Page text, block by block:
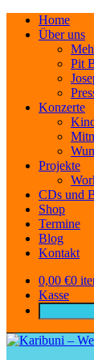
Home
Über uns
Pit
Konzerte
Projekte
CDs und
Shop
Termine
Blog
Kontakt
0,00 €0
Kasse